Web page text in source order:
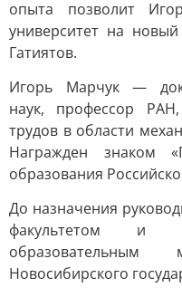
опыта позволит
университет на
Гатиятов.
Игорь Марчук —
наук, профессор
трудов в области
Награжден знаком
образования
До назначения
факультетом и
образовательным
Новосибирского